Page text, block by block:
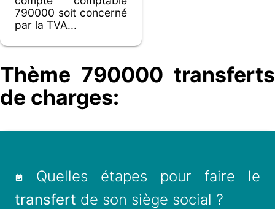
790000 soit concerné
par la TVA...
Thème 790000 transferts
de charges:
Quelles étapes pour faire le
transfert de son siège social ?